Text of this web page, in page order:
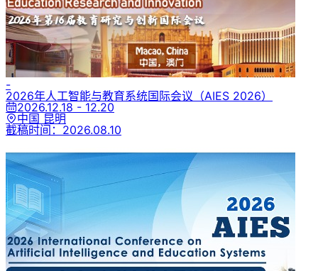
-
2026年人工智能与教育系统国际会议 （AIES 2026）
2026.12.18 - 12.20
中国 昆明
截稿时间： 2026.08.10